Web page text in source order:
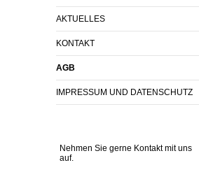
AKTUELLES
KONTAKT
AGB
IMPRESSUM UND DATENSCHUTZ
Nehmen Sie gerne Kontakt mit uns
auf.